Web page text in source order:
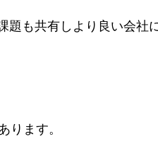
題も共有しより良い会社
ります。